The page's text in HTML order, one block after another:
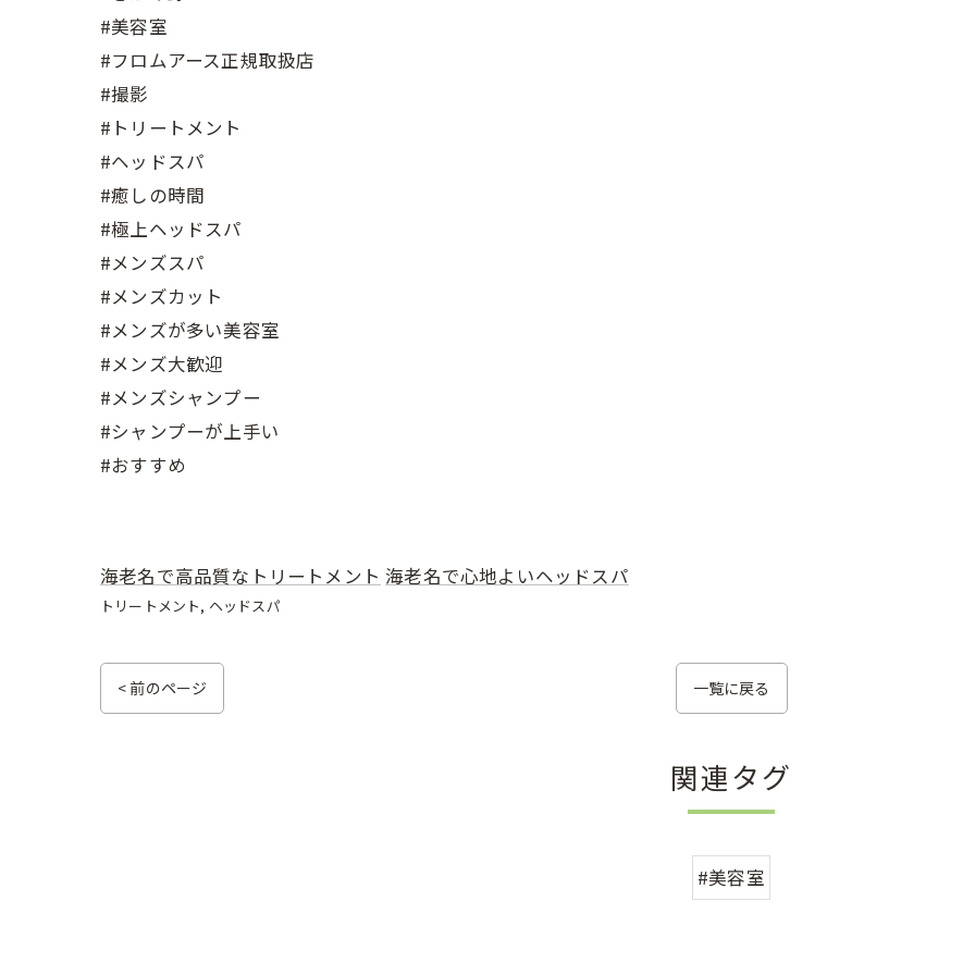
#美容室
#フロムアース正規取扱店
#撮影
#トリートメント
#ヘッドスパ
#癒しの時間
#極上ヘッドスパ
#メンズスパ
#メンズカット
#メンズが多い美容室
#メンズ大歓迎
#メンズシャンプー
#シャンプーが上手い
#おすすめ
海老名で高品質なトリートメント 海老名で心地よいヘッドスパ
トリートメント ヘッドスパ
< 前のページ 一覧に戻る
関連タグ
#美容室